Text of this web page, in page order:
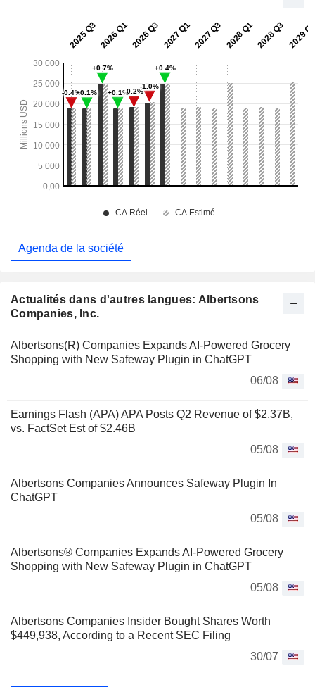
Actualités dans d'autres langues: Albertsons
Companies, Inc.
Albertsons(R) Companies Expands AI-Powered Grocery
Shopping with New Safeway Plugin in ChatGPT
06/08
Earnings Flash (APA) APA Posts Q2 Revenue of $2.37B,
vs. FactSet Est of $2.46B
05/08
Albertsons Companies Announces Safeway Plugin In
ChatGPT
05/08
Albertsons® Companies Expands AI-Powered Grocery
Shopping with New Safeway Plugin in ChatGPT
05/08
Albertsons Companies Insider Bought Shares Worth
$449,938, According to a Recent SEC Filing
30/07
Agenda de la société